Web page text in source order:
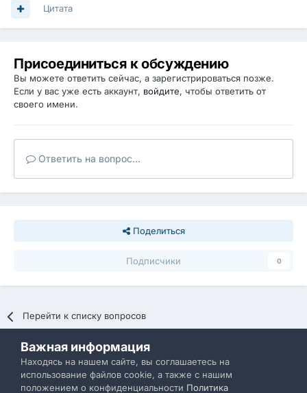
Цитата
Присоединиться к обсуждению
Вы можете ответить сейчас, а зарегистрироваться позже.
Если у вас уже есть аккаунт, войдите, чтобы ответить от
своего имени.
Ответить на вопрос...
Поделиться
Подписчики 0
Перейти к списку вопросов
Политика конфиденциальности Обратная связь
IBResource
Powered by Invision Community
Важная информация
Находясь на нашем сайте, вы соглашаетесь на
использование файлов cookie, а также с нашим
положением о конфиденциальности Политика